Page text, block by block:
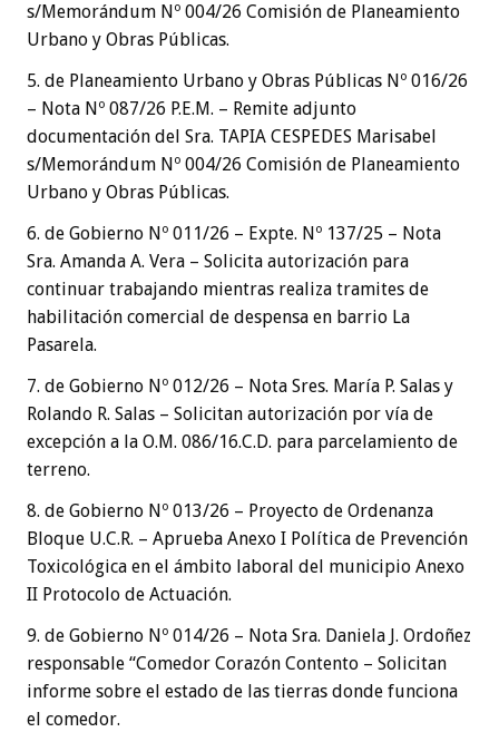
s/Memorándum Nº 004/26 Comisión de Planeamiento
Urbano y Obras Públicas.
5. de Planeamiento Urbano y Obras Públicas Nº 016/26
– Nota Nº 087/26 P.E.M. – Remite adjunto
documentación del Sra. TAPIA CESPEDES Marisabel
s/Memorándum Nº 004/26 Comisión de Planeamiento
Urbano y Obras Públicas.
6. de Gobierno Nº 011/26 – Expte. Nº 137/25 – Nota
Sra. Amanda A. Vera – Solicita autorización para
continuar trabajando mientras realiza tramites de
habilitación comercial de despensa en barrio La
Pasarela.
7. de Gobierno Nº 012/26 – Nota Sres. María P. Salas y
Rolando R. Salas – Solicitan autorización por vía de
excepción a la O.M. 086/16.C.D. para parcelamiento de
terreno.
8. de Gobierno Nº 013/26 – Proyecto de Ordenanza
Bloque U.C.R. – Aprueba Anexo I Política de Prevención
Toxicológica en el ámbito laboral del municipio Anexo
II Protocolo de Actuación.
9. de Gobierno Nº 014/26 – Nota Sra. Daniela J. Ordoñez
responsable “Comedor Corazón Contento – Solicitan
informe sobre el estado de las tierras donde funciona
el comedor.